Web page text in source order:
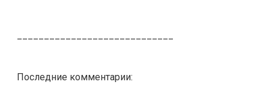
Последние комментарии: